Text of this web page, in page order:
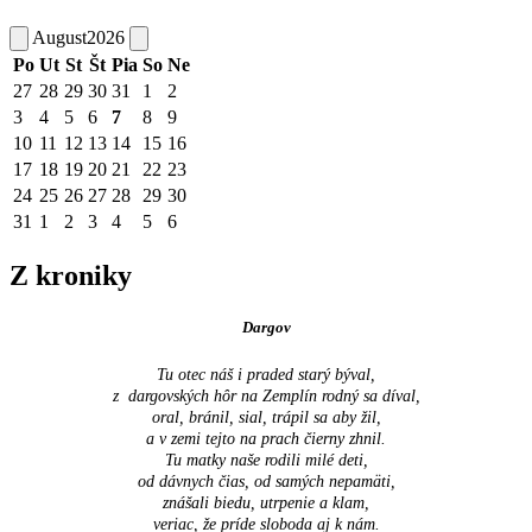
August2026
Po Ut St Št Pia So Ne
27 28 29 30 31 1
2
3
4 5 6 7 8
9
10 11 12 13 14 15 16
17 18 19 20 21 22 23
24 25 26 27 28 29 30
31 1 2 3 4 5 6
Z kroniky
Dargov
Tu otec náš i praded starý býval,
z dargovských hôr na Zemplín rodný sa díval,
oral, bránil, sial, trápil sa aby žil,
a v zemi tejto na prach čierny zhnil.
Tu matky naše rodili milé deti,
od dávnych čias, od samých nepamäti,
znášali biedu, utrpenie a klam,
veriac, že príde sloboda aj k nám.